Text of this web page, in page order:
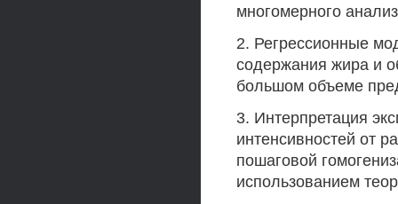
многомерного
2. Регрессионные
содержания жира и
большом объеме
3. Интерпретация
интенсивностей от
пошаговой
использованием